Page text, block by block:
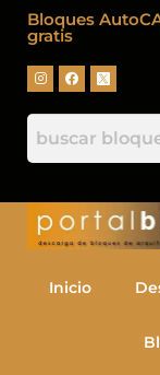
Bloques
gratis
Inicio